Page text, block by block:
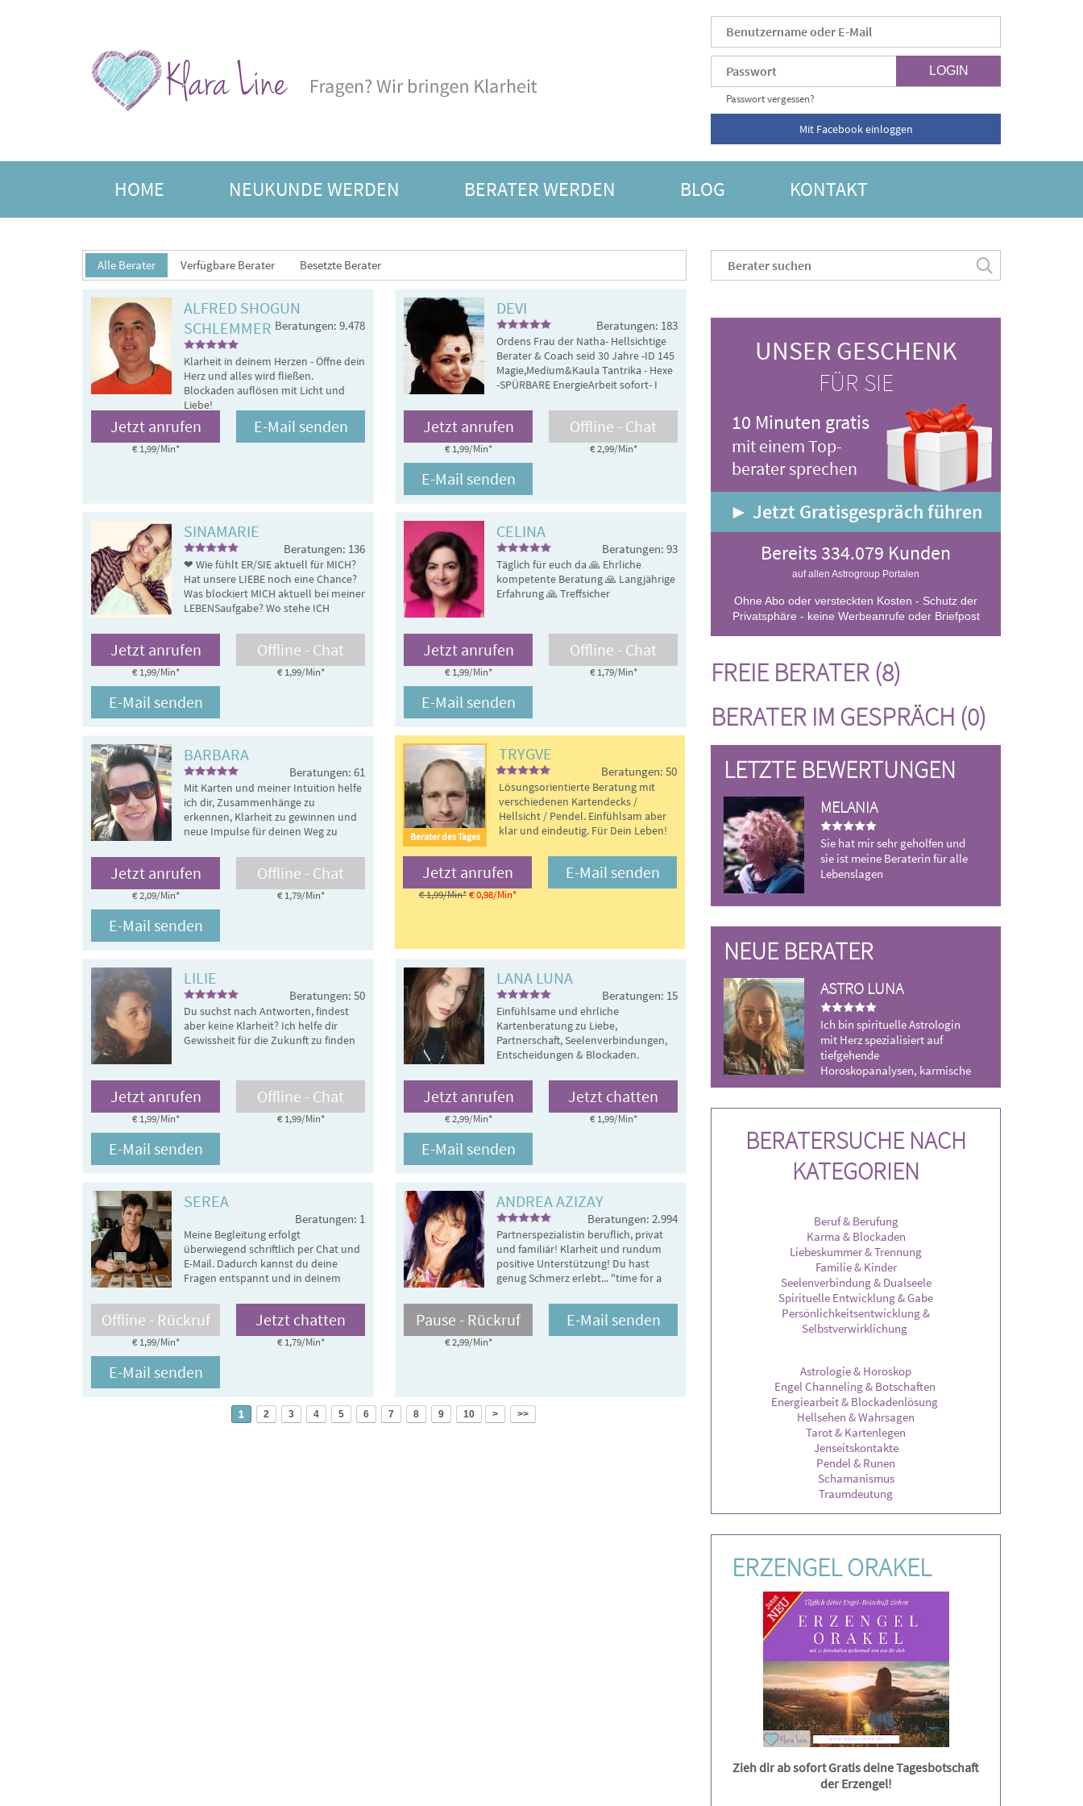
Passwort vergessen?
Mit Facebook einloggen
HOME NEUKUNDE WERDEN BERATER WERDEN BLOG KONTAKT
FREIE BERATER JAHRESORAKEL
Alle Berater Verfügbare Berater Besetzte Berater
ALFRED SHOGUN
SCHLEMMER Beratungen: 9.478
Klarheit in deinem Herzen - Öffne dein
Herz und alles wird fließen.
Blockaden auflösen mit Licht und
Liebe!
Jetzt anrufen
€ 1,99/Min*
E-Mail senden
DEVI
Beratungen: 183
Ordens Frau der Natha- Hellsichtige
Berater & Coach seid 30 Jahre -ID 145
Magie,Medium&Kaula Tantrika - Hexe
-SPÜRBARE EnergieArbeit sofort- I
Jetzt anrufen
€ 1,99/Min*
Offline - Chat
€ 2,99/Min*
E-Mail senden
SINAMARIE
Beratungen: 136
❤ Wie fühlt ER/SIE aktuell für MICH?
Hat unsere LIEBE noch eine Chance?
Was blockiert MICH aktuell bei meiner
LEBENSaufgabe? Wo stehe ICH
Mailberatungen, ich bin für EUCH da
❤
Jetzt anrufen
€ 1,99/Min*
Offline - Chat
€ 1,99/Min*
E-Mail senden
CELINA
Beratungen: 93
Täglich für euch da 🙏 Ehrliche
kompetente Beratung 🙏 Langjährige
Erfahrung 🙏 Treffsicher
Jetzt anrufen
€ 1,99/Min*
Offline - Chat
€ 1,79/Min*
E-Mail senden
BARBARA
Beratungen: 61
Mit Karten und meiner Intuition helfe
ich dir, Zusammenhänge zu
erkennen, Klarheit zu gewinnen und
neue Impulse für deinen Weg zu
Von Mensch zu Mensch
Jetzt anrufen
€ 2,09/Min*
Offline - Chat
€ 1,79/Min*
E-Mail senden
TRYGVE
Beratungen: 50
Lösungsorientierte Beratung mit
verschiedenen Kartendecks /
Hellsicht / Pendel. Einfühlsam aber
klar und eindeutig. Für Dein Leben!
Jetzt anrufen
€ 1,99/Min* € 0,98/Min*
E-Mail senden
LILIE
Beratungen: 50
Du suchst nach Antworten, findest
aber keine Klarheit? Ich helfe dir
Gewissheit für die Zukunft zu finden
Jetzt anrufen
€ 1,99/Min*
Offline - Chat
€ 1,99/Min*
E-Mail senden
LANA LUNA
Beratungen: 15
Einfühlsame und ehrliche
Kartenberatung zu Liebe,
Partnerschaft, Seelenverbindungen,
Entscheidungen & Blockaden.
Perspektiven und den Weg zurück ins
Gleichgewicht
Jetzt anrufen
€ 2,99/Min*
Jetzt chatten
€ 1,99/Min*
E-Mail senden
SEREA
Beratungen: 1
Meine Begleitung erfolgt
überwiegend schriftlich per Chat und
E-Mail. Dadurch kannst du deine
Fragen entspannt und in deinem
bin ich nur gelegentlich erreichbar.
Offline - Rückruf
€ 1,99/Min*
Jetzt chatten
€ 1,79/Min*
E-Mail senden
ANDREA AZIZAY
Beratungen: 2.994
Partnerspezialistin beruflich, privat
und familiär! Klarheit und rundum
positive Unterstützung! Du hast
genug Schmerz erlebt... "time for a
Pause - Rückruf
€ 2,99/Min*
E-Mail senden
1 2 3 4 5 6 7 8 9 10 > >>
UNSER GESCHENK
FÜR SIE
10 Minuten gratis
mit einem Top-
berater sprechen
► Jetzt Gratisgespräch führen
Bereits 334.079 Kunden
auf allen Astrogroup Portalen
Ohne Abo oder versteckten Kosten - Schutz der
Privatsphäre - keine Werbeanrufe oder Briefpost
FREIE BERATER (8)
BERATER IM GESPRÄCH (0)
LETZTE BEWERTUNGEN
MELANIA
Sie hat mir sehr geholfen und
sie ist meine Beraterin für alle
Lebenslagen
NEUE BERATER
ASTRO LUNA
Ich bin spirituelle Astrologin
mit Herz spezialisiert auf
tiefgehende
Horoskopanalysen, karmische
Beziehungen und Numerologie.
BERATERSUCHE NACH
KATEGORIEN
Beruf & Berufung
Karma & Blockaden
Liebeskummer & Trennung
Familie & Kinder
Seelenverbindung & Dualseele
Spirituelle Entwicklung & Gabe
Persönlichkeitsentwicklung &
Selbstverwirklichung
Astrologie & Horoskop
Engel Channeling & Botschaften
Energiearbeit & Blockadenlösung
Hellsehen & Wahrsagen
Tarot & Kartenlegen
Jenseitskontakte
Pendel & Runen
Schamanismus
Traumdeutung
ERZENGEL ORAKEL
Zieh dir ab sofort Gratis deine Tagesbotschaft
der Erzengel!